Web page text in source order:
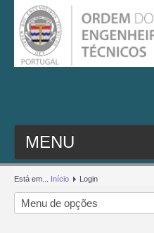
MENU
PESQ. MEMBROS
ESTATUTO
Está em... Início Login